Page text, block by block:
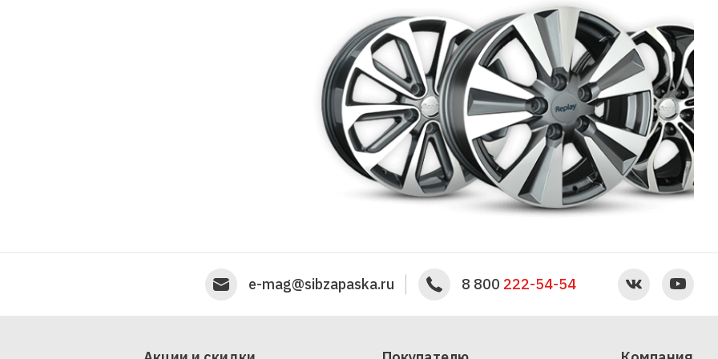
e-mag@sibzapaska.ru 8 800 222-54-54